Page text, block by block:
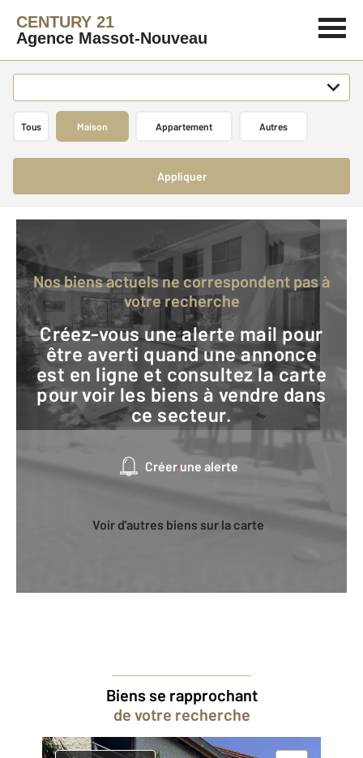
CENTURY 21
Agence Massot-Nouveau
Tous Maison Appartement Autres
Appliquer
Nos biens actuels ne correspondent pas à
votre recherche
Créez-vous une alerte mail pour
être averti quand une annonce
est en ligne et consultez la carte
pour voir les biens à vendre dans
ce secteur.
Créer une alerte
Voir d'autres biens sur la carte
Biens se rapprochant
de votre recherche